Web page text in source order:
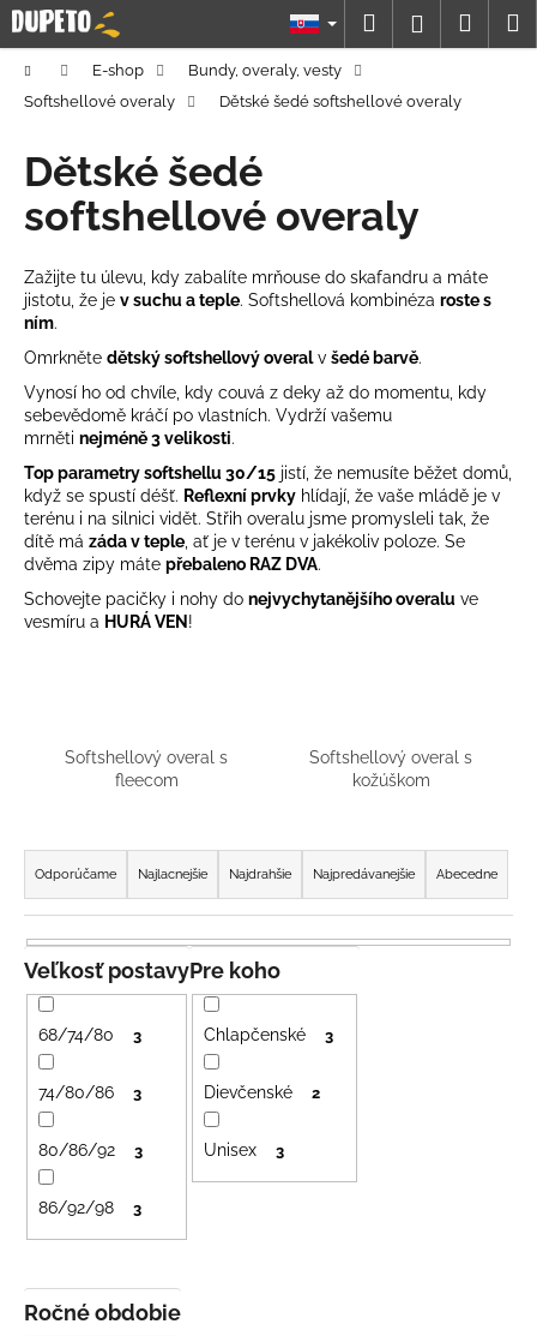
Prejsť
na
obsah
Hľadať
DomovE-shop
Bundy, overaly, vesty
Softshellové overaly
Dětské šedé softshellové overaly
Dětské šedé
softshellové overaly
Zažijte tu úlevu, kdy zabalíte mrňouse do skafandru a máte
jistotu, že je v suchu a teple. Softshellová kombinéza roste s
ním.
Omrkněte dětský softshellový overal v šedé barvě.
Vynosí ho od chvíle, kdy couvá z deky až do momentu, kdy
sebevědomě kráčí po vlastních. Vydrží vašemu
mrněti nejméně 3 velikosti.
Top parametry softshellu 30/15 jistí, že nemusíte běžet domů,
když se spustí déšť. Reflexní prvky hlídají, že vaše mládě je v
terénu i na silnici vidět. Střih overalu jsme promysleli tak, že
dítě má záda v teple , ať je v terénu v jakékoliv poloze. Se
dvěma zipy máte přebaleno RAZ DVA.
Schovejte pacičky i nohy do nejvychytanějšího overalu ve
vesmíru a HURÁ VEN!
Softshellový overal s
fleecom
Softshellový overal s
kožúškom
R
a
d
e
n
i
e
p
o
d
u
t
o
v
Odporúčame Najlacnejšie Najdrahšie Najpredávanejšie Abecedne
Pre koho
Chlapčenské 3
Dievčenské 2
Unisex 3
Ročné obdobie
Veľkosť postavy
68/74/80 3
74/80/86 3
80/86/92 3
86/92/98 3
K
o
o
p
o
r
e
b
u
j
e
t
e
n
á
j
s
O
d
p
o
m
KORÁLKY
€29